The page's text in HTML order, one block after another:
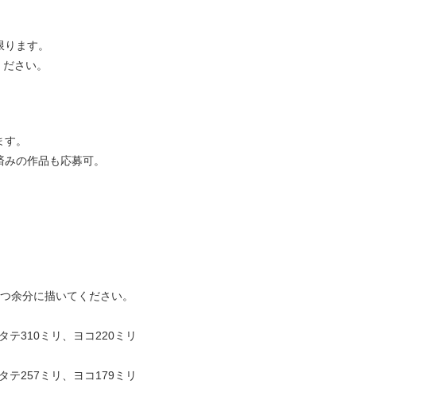
ます。
さい。
。
の作品も応募可。
余分に描いてください。
テ310ミリ、ヨコ220ミリ
テ257ミリ、ヨコ179ミリ